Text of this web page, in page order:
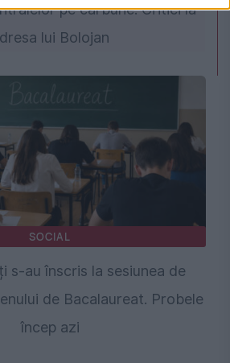
pe cărbune. Critici la
lui Bolojan
SOCIAL
s-au înscris la sesiunea de
de Bacalaureat. Probele
încep azi